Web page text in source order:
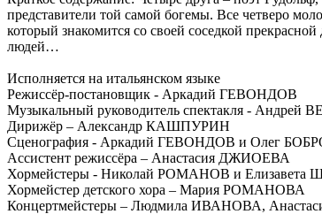
представители той самой богемы. Все четверо
который знакомится со своей соседкой
людей…
Исполняется на итальянском языке
Режиссёр-постановщик - Аркадий ГЕВОНДОВ
Музыкальный руководитель спектакля -
Дирижёр – Александр КАШПУРИН
Сценография - Аркадий ГЕВОНДОВ и Олег
Ассистент режиссёра – Анастасия ДЖИОЕВА
Хормейстеры - Николай РОМАНОВ и
Хормейстер детского хора – Мария РОМАНОВА
Концертмейстеры – Людмила ИВАНОВА,